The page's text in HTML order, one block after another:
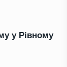
у Рівному